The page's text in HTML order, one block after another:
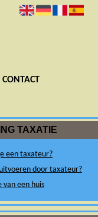
CONTACT
TAXATIE
een taxateur?
door taxateur?
van een huis